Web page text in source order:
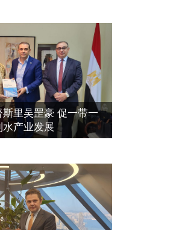
來需要提高。
第六，深化對外開
範區”，就是要推進國內外區域合
水準。
里吴罡豪 促一带一
产业发展